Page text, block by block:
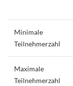
Minimale
Teilnehmerzahl
Maximale
Teilnehmerzahl